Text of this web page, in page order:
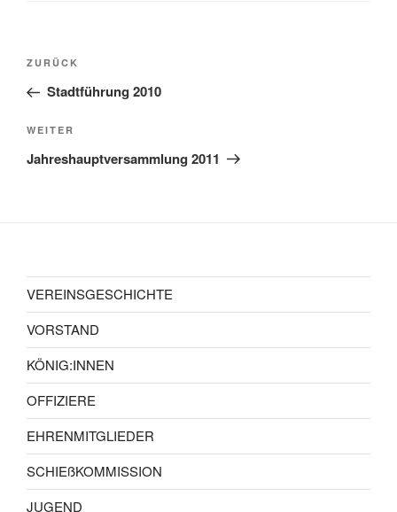
ZURÜCK
Stadtführung 2010
WEITER
Jahreshauptversammlung 2011
VEREINSGESCHICHTE
VORSTAND
KÖNIG:INNEN
OFFIZIERE
EHRENMITGLIEDER
SCHIEßKOMMISSION
JUGEND